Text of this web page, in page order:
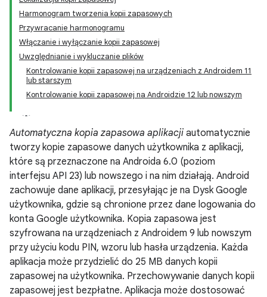
Harmonogram tworzenia kopii zapasowych
Przywracanie harmonogramu
Włączanie i wyłączanie kopii zapasowej
Uwzględnianie i wykluczanie plików
Kontrolowanie kopii zapasowej na urządzeniach z Androidem 11
lub starszym
Kontrolowanie kopii zapasowej na Androidzie 12 lub nowszym
Automatyczna kopia zapasowa aplikacji automatycznie
tworzy kopie zapasowe danych użytkownika z aplikacji,
które są przeznaczone na Androida 6.0 (poziom
interfejsu API 23) lub nowszego i na nim działają. Android
zachowuje dane aplikacji, przesyłając je na Dysk Google
użytkownika, gdzie są chronione przez dane logowania do
konta Google użytkownika. Kopia zapasowa jest
szyfrowana na urządzeniach z Androidem 9 lub nowszym
przy użyciu kodu PIN, wzoru lub hasła urządzenia. Każda
aplikacja może przydzielić do 25 MB danych kopii
zapasowej na użytkownika. Przechowywanie danych kopii
zapasowej jest bezpłatne. Aplikacja może dostosować